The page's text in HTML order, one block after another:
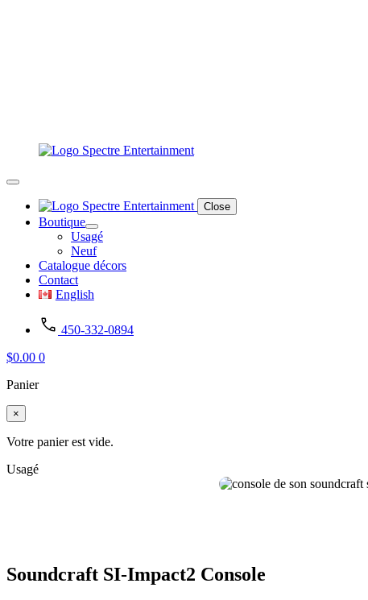
Close
Boutique
Usagé
Neuf
Catalogue décors
Contact
English
450-332-0894
$0.00 0
Panier
×
Votre panier est vide.
Usagé
Soundcraft SI-Impact2 Console